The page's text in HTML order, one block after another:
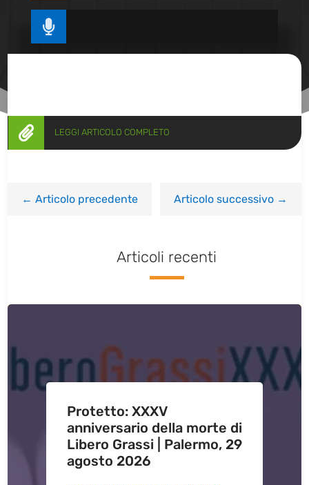

 LEGGI ARTICOLO COMPLETO
←Articolo precedente Articolo successivo→
Articoli recenti
Protetto: XXXV
anniversario della morte di
Libero Grassi | Palermo, 29
agosto 2026